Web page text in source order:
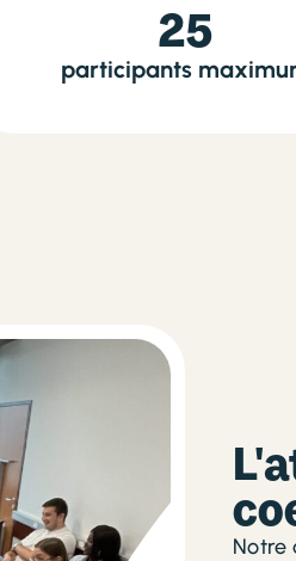
25
participants
Notre